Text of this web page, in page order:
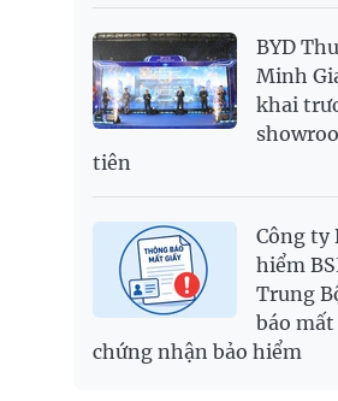
BYD
Minh
khai
tiên
Công ty
hiểm
Trung
báo
chứng nhận bảo hiểm